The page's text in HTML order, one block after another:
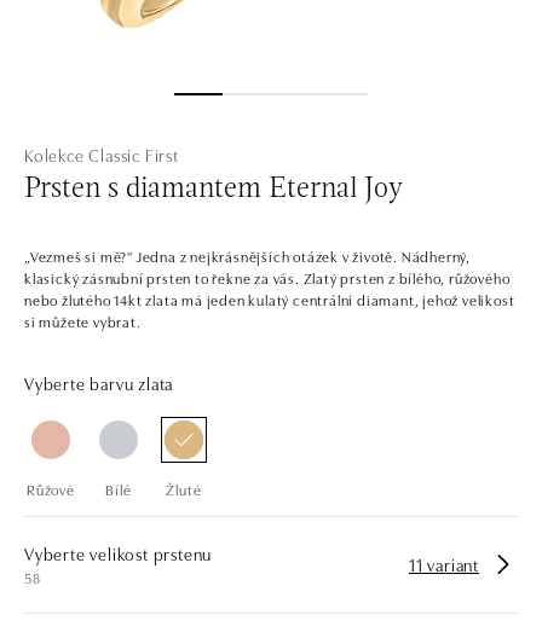
Kolekce Classic First
Prsten s diamantem Eternal Joy
„Vezmeš si mě?" Jedna z nejkrásnějších otázek v životě. Nádherný,
klasický zásnubní prsten to řekne za vás. Zlatý prsten z bílého, růžového
nebo žlutého 14kt zlata má jeden kulatý centrální diamant, jehož velikost
si můžete vybrat.
Vyberte barvu zlata
Růžové Bílé Žluté
Vyberte velikost prstenu
58
11 variant